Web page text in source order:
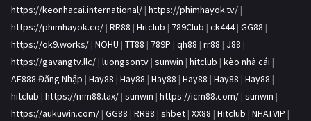
https://keonhacai.international/ | https://phimhayok.tv/ |
https://phimhayok.co/ | RR88 | Hitclub | 789Club | ck444| GG88 |
https://ok9.works/ | NOHU | TT88 | 789P | qh88 | rr88 | J88 |
https://gavangtv.llc/ | luongsontv | sunwin | hitclub | kèo nhà cái |
AE888 Đăng Nhập | Hay88 | Hay88 | Hay88 | Hay88 | Hay88 | Hay88 |
hitclub | https://mm88.tax/ | sunwin | https://icm88.com/ | sunwin |
https://aukuwin.com/ | GG88 | RR88 | shbet | XX88 | Hitclub | NHATVIP |